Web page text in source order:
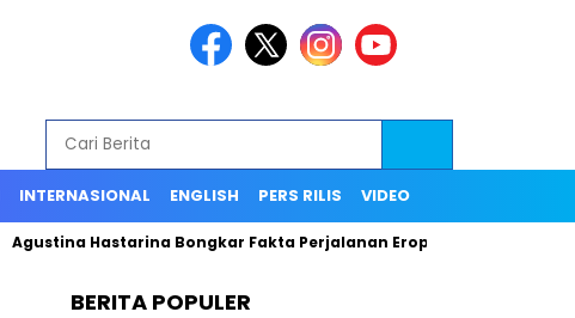
INTERNASIONAL ENGLISH PERS RILIS VIDEO
Agustina Hastarina Bongkar Fakta Perjalanan Eropa, Publik
BERITA POPULER